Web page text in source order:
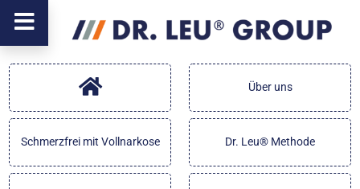
Über uns
Schmerzfrei mit Vollnarkose Dr. Leu® Methode